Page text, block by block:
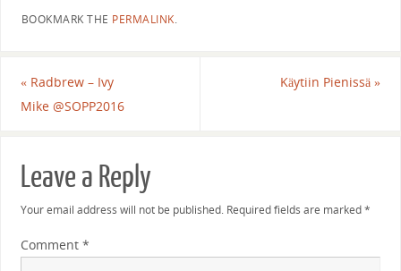
BOOKMARK THE PERMALINK.
«Radbrew – Ivy
Mike @SOPP2016
Käytiin Pienissä»
Leave a Reply
Your email address will not be published. Required fields are marked*
Comment *